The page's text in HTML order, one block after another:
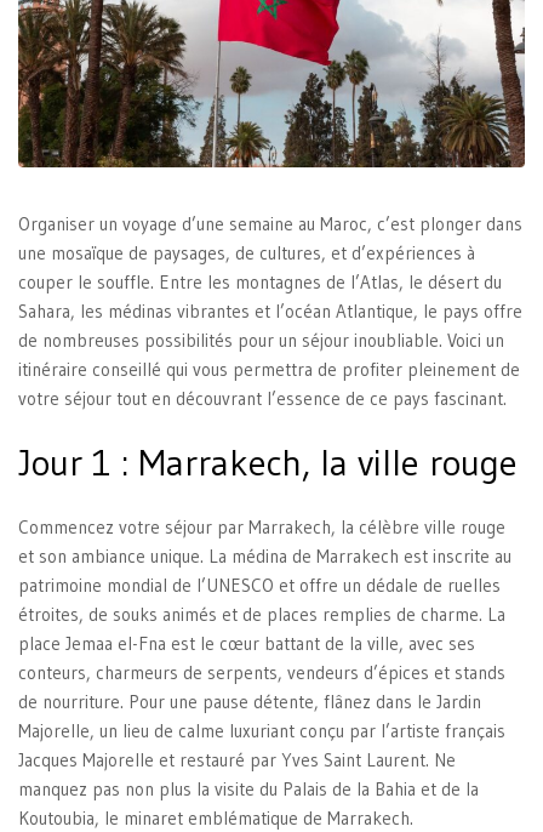
Organiser un voyage d’une semaine au Maroc, c’est plonger dans
une mosaïque de paysages, de cultures, et d’expériences à
couper le souffle. Entre les montagnes de l’Atlas, le désert du
Sahara, les médinas vibrantes et l’océan Atlantique, le pays offre
de nombreuses possibilités pour un séjour inoubliable. Voici un
itinéraire conseillé qui vous permettra de profiter pleinement de
votre séjour tout en découvrant l’essence de ce pays fascinant.
Jour 1 : Marrakech, la ville rouge
Commencez votre séjour par Marrakech, la célèbre ville rouge
et son ambiance unique. La médina de Marrakech est inscrite au
patrimoine mondial de l’UNESCO et offre un dédale de ruelles
étroites, de souks animés et de places remplies de charme. La
place Jemaa el-Fna est le cœur battant de la ville, avec ses
conteurs, charmeurs de serpents, vendeurs d’épices et stands
de nourriture. Pour une pause détente, flânez dans le Jardin
Majorelle, un lieu de calme luxuriant conçu par l’artiste français
Jacques Majorelle et restauré par Yves Saint Laurent. Ne
manquez pas non plus la visite du Palais de la Bahia et de la
Koutoubia, le minaret emblématique de Marrakech.